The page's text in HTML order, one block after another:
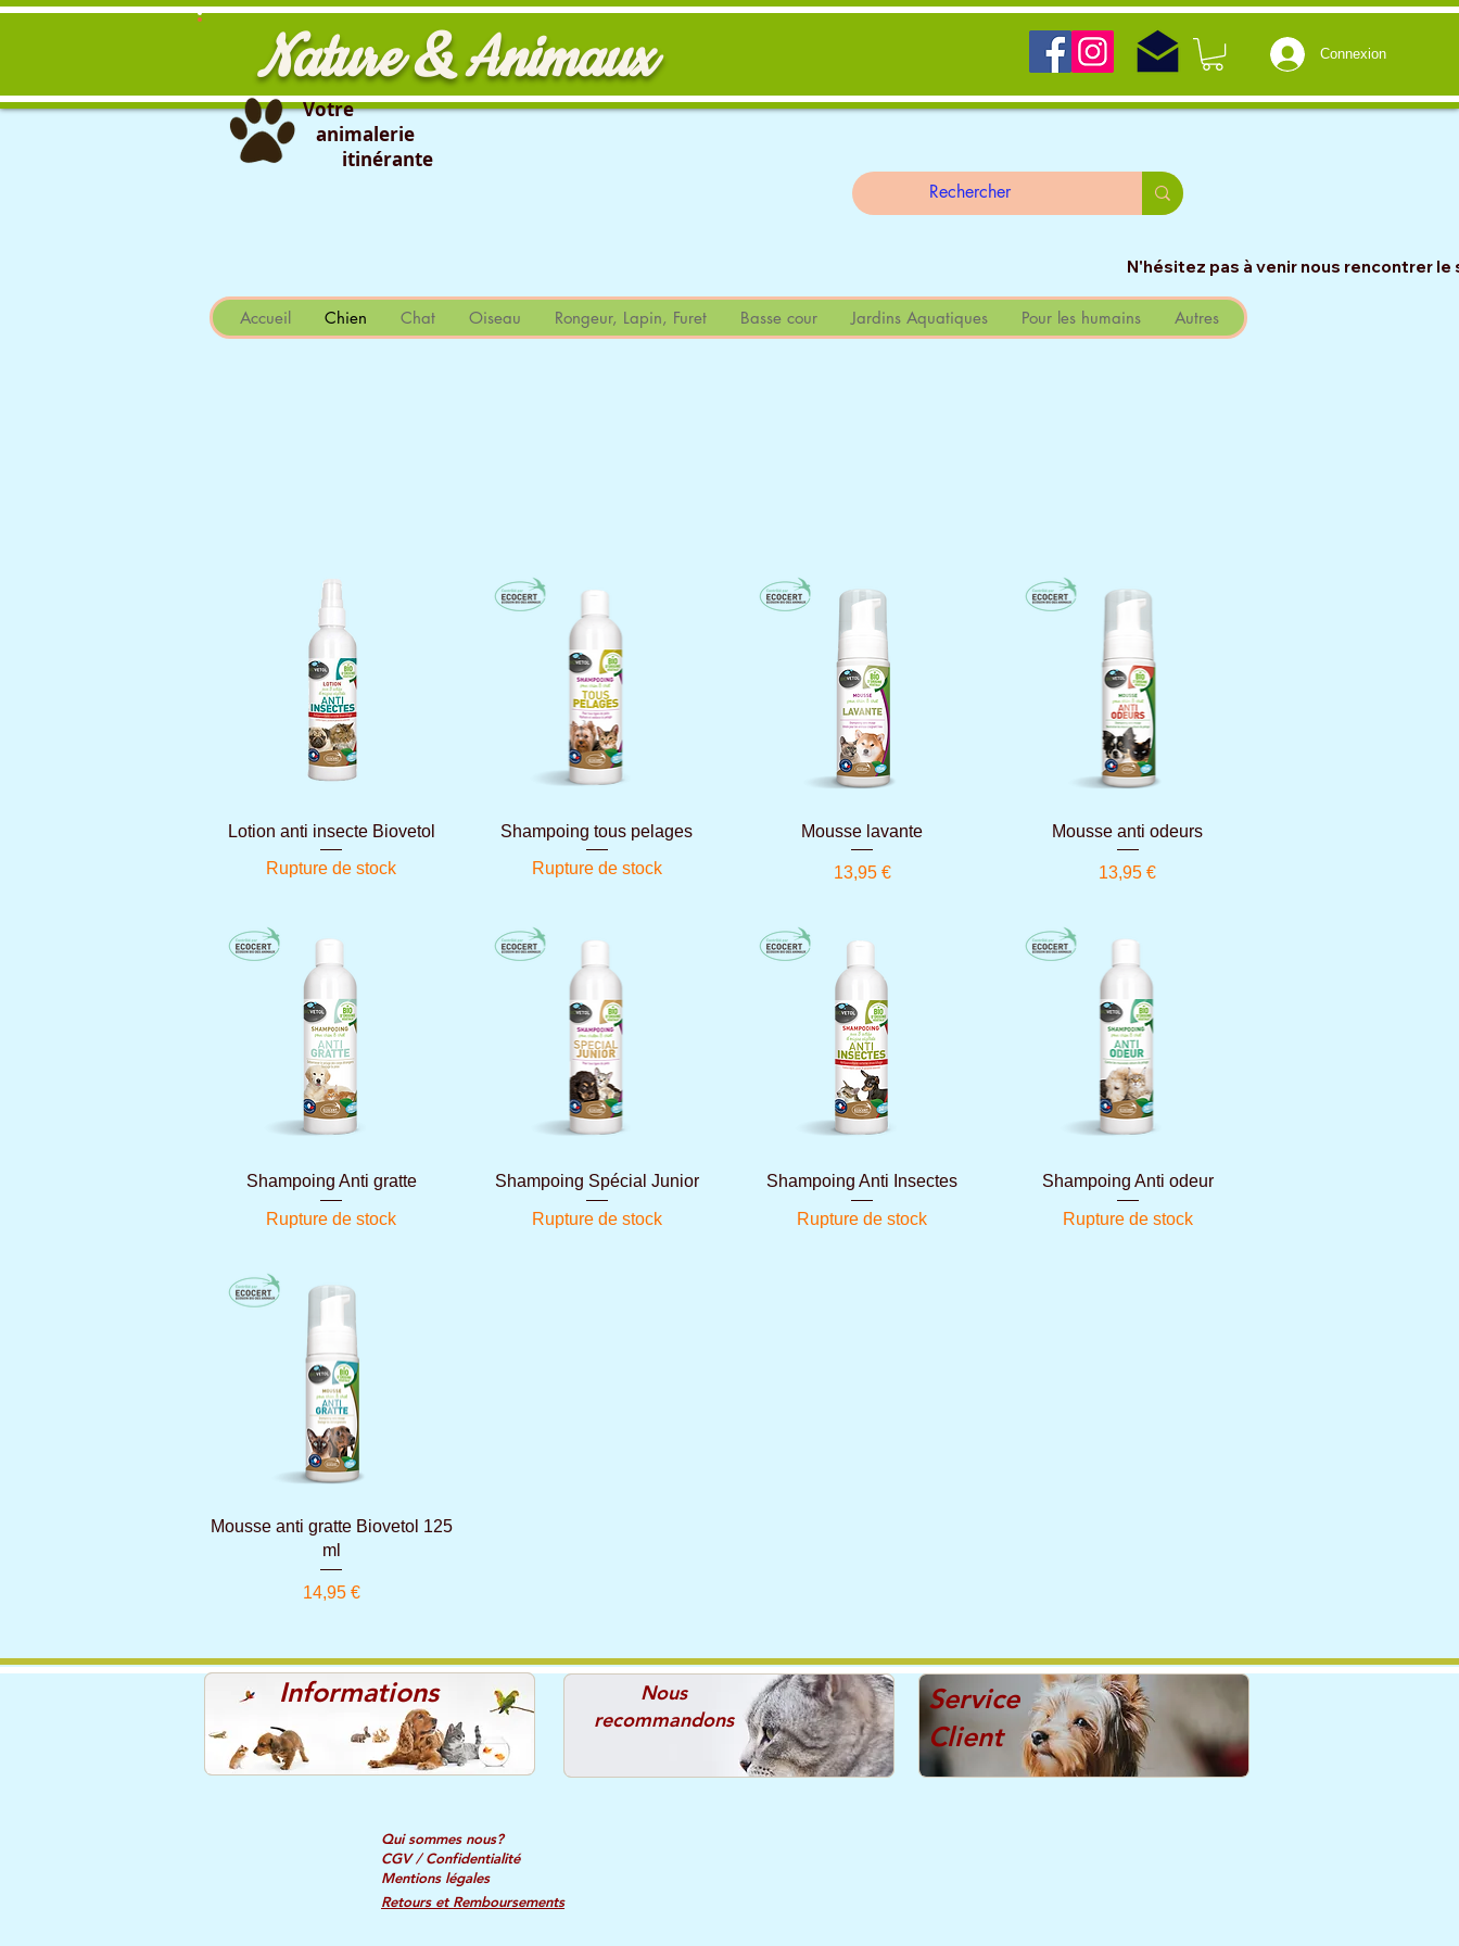
Votre
animalerie
itinérante
Nature & Animaux Connexion
Accueil Chien Chat Oiseau Rongeur, Lapin, Furet Basse cour Jardins Aquatiques Pour les humains Autres
Aperçu rapide
Lotion anti insecte Biovetol
Rupture de stock
Aperçu rapide
Shampoing tous pelages
Rupture de stock
Aperçu rapide
Mousse lavante
Prix
13,95 €
Aperçu rapide
Mousse anti odeurs
Prix
13,95 €
Aperçu rapide
Shampoing Anti gratte
Rupture de stock
Aperçu rapide
Shampoing Spécial Junior
Rupture de stock
Aperçu rapide
Shampoing Anti Insectes
Rupture de stock
Aperçu rapide
Shampoing Anti odeur
Rupture de stock
Aperçu rapide
Mousse anti gratte Biovetol 125
ml
Prix
14,95 €
Informations
Nous
recommandons
Service
Client
Qui sommes nous?
CGV / Confidentialité
Mentions légales
Retours et Remboursements